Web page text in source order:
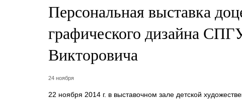
Персональная выставка
графического дизайна
Викторовича
24 ноября
22 ноября 2014 г. в выставочном зале детской